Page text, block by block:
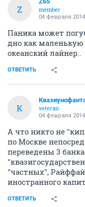
Z
member
04 февраля 2014
Паника может
дно как
океанский лайнер..
ОТВЕТИТЬ
К
veteran
04 февраля 2014
А что никто не
по Москве
переведены 3
"частных",
иностранного
ОТВЕТИТЬ